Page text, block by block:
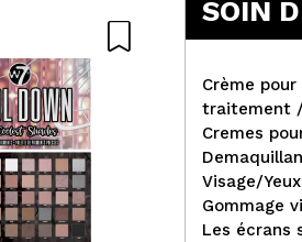
Hean - CC
- 03: Medium
SOIN
Crème
traitement
Cremes
Visage/
Gommage
Les écrans